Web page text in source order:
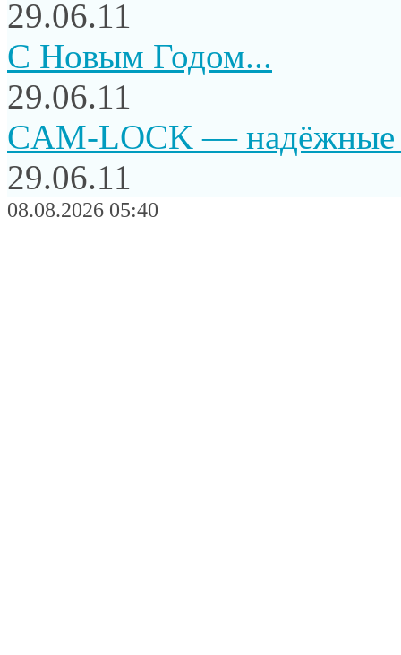
29.06.11
C Новым Годом...
29.06.11
CAM-LOCK — надёжные
29.06.11
08.08.2026 05:40